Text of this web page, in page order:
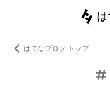
はてなブログ トップ